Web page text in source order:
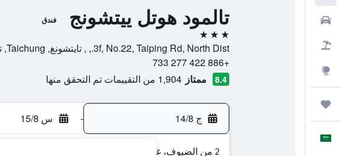
تالمود هوتل ييتشونج فندق
3 نجوم
3f, No.22, Taiping Rd, North Dist., , تايتشونغ, Taichung, تايوان
+886 422 277 733
8.4 ممتاز 1,904 من التقييمات تم التحقق منها
ج 14/8 - س 15/8
2 من الضيوف، غرفة واحدة